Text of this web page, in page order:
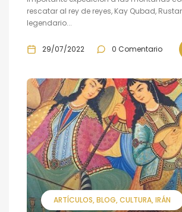
rescatar al rey de reyes, Kay Qubad,
legendario...
29/07/2022 0 Comentario
ARTÍCULOS BLOG CULTURA IRÁN